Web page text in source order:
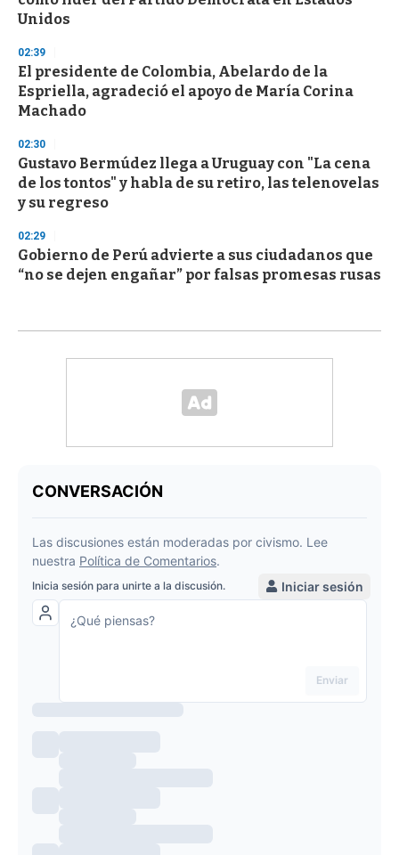
Unidos
02:39
El presidente de Colombia, Abelardo de la
Espriella, agradeció el apoyo de María Corina
Machado
02:30
Gustavo Bermúdez llega a Uruguay con "La cena
de los tontos" y habla de su retiro, las telenovelas
y su regreso
02:29
Gobierno de Perú advierte a sus ciudadanos que
“no se dejen engañar” por falsas promesas rusas